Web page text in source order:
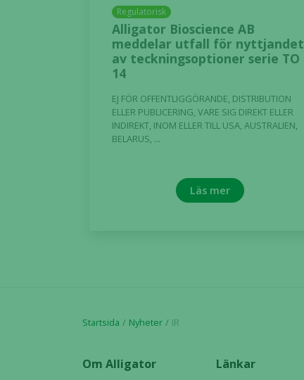
Regulatorisk
Alligator Bioscience AB
meddelar utfall för nyttjandet
av teckningsoptioner serie TO
14
EJ FÖR OFFENTLIGGÖRANDE, DISTRIBUTION
ELLER PUBLICERING, VARE SIG DIREKT ELLER
INDIREKT, INOM ELLER TILL USA, AUSTRALIEN,
BELARUS, ...
Läs mer
Startsida Nyheter IR
Om Alligator Länkar